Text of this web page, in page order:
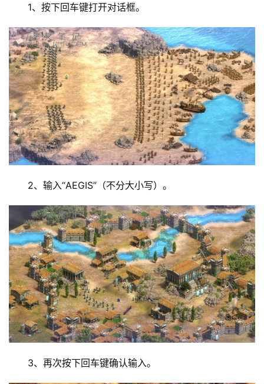
首
页
主
机
相
关
1、按下回车键打开对话框。
2、输入“AEGIS”（不分大小写）。
3、再次按下回车键确认输入。